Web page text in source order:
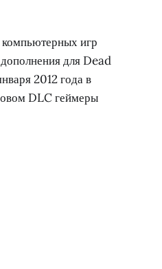
игр
для Dead
2012 года в
DLC геймеры